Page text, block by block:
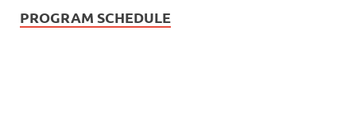
PROGRAM SCHEDULE